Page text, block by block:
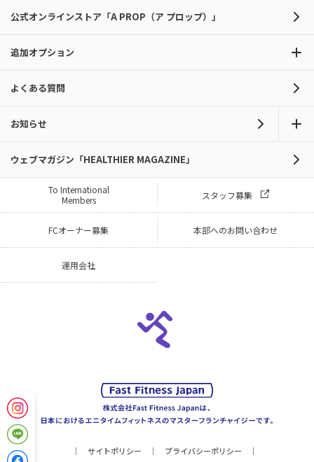
公式オンラインストア「A PROP（ア プロップ）」
追加オプション
よくある質問
お知らせ
ウェブマガジン「HEALTHIER MAGAZINE」
To International
Members
スタッフ募集
FCオーナー募集 本部へのお問い合わせ
運用会社
サイトポリシー
プライバシーポリシー